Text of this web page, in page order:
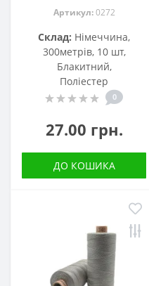
Артикул:0272
Склад: Німеччина,
300метрів, 10 шт,
Блакитний,
Поліестер
0
27.00 грн.
ДО КОШИКА